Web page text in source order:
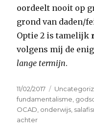
oordeelt nooit op
grond van daden/
Optie 2 is tamelijk
volgens mij de
lange termijn.
Geplaatst
op
11/02/2017
fundamentalisme
OCAD onderwijs
achterop